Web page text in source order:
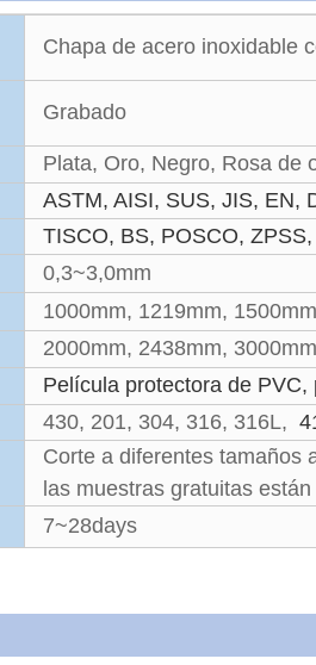
Chapa de acero inoxidable
Grabado
Plata, Oro, Negro, Rosa de
ASTM, AISI, SUS, JIS, EN,
TISCO, BS, POSCO,
0,3~3,0mm
1000mm, 1219mm,
2000mm, 2438mm,
Película protectora de PVC,
430, 201, 304, 316, 316L,
Corte a diferentes tamaños
las muestras gratuitas
7~28days